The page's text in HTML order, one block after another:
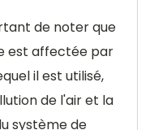
de noter que
est affectée par
il est utilisé,
de l'air et la
système de